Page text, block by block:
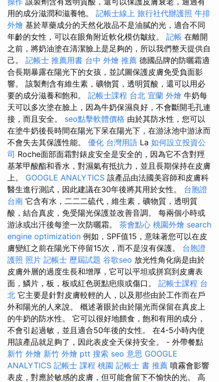
用的成分滋潤和滋養牠。 記帳士線上 旅行社代辦護照 牛排
外燴 基於草藥成分的天然化妝品不是油膩的光，適合不同
年齡的女性，可以在眼角附近軟化模仿皺紋。 記帳 在離開
之前，將奶油塗在清潔臉上是足夠的，所以我們整天提供自
己。 記帳士 推薦用書 台中 外燴 推薦 德國品牌的防曬霜適
合長期暴露在陽光下的女孩，並試圖保護皮膚免受負面影
響。 該製劑含有維生素，礦物質，透明質酸，還可以用必
要的成分滋養和飽和。 記帳士課程 台北 宜蘭 外燴 牛奶每
天可以多次塗在臉上，因為牛奶保濕良好，不會斷開毛孔連
接，而且安全。 seo點擊軟體價格 由於其防水性，您可以
在塗牛奶後長時間在陽光下呆在陽光下，在游泳池中游泳而
不會失去其保護性能。 優化 台灣用語 La 如何設立投資公
司 Roche面部面霜對錶皮安全是安全的，因為它不含對羥
基苯甲酸酯和香水，對濕氣有抵抗力，並且長期保持在皮膚
上。 GOOGLE ANALYTICS 該產品由法國美容師和皮膚科
醫生進行測試，因此建議在30年後將其用於女性。 台胞證
台南 它含有水，二二二硫代，維生素，礦物質，透明質
酸，結合真皮，免受陽光保護並改善音調。 每兩個小時或
游泳或出汗後每塗一次防曬霜。 茶會點心 桃園外燴 search
engine optimization 例如，SPF值15，意味著您可以在皮
膚變紅之前在陽光下停留15次，而不是沒有保護。 台胞證
護照 照片 記帳士 歷屆試題 谷歌seo 放光性角化病是由於
皮膚外層的過度生長和增厚，它可以平坦或拼寫到皮膚表
面，鱗片，板，板或紅色斑點疤痕或傷口。 記帳士課程 台
北 它主要是針對皮膚較輕的人，以及那些由於工作而在戶
外和陽光的人來說。 概述著眼於由於陽光而保留在真皮上
的牛奶的防水性。 它可以很好地餵食，飽和有用的成分，
不會引起過敏，並且適合50年後的女性。 在4-5小時內使
用該產品就足夠了，因此表皮全天保持安全。 - 外帶餐點
新竹 外燴 新竹 外燴 ptt 搜索 seo 意思 GOOGLE
ANALYTICS 記帳士 課程 桃園 記帳士 書 推薦 噴霧會影響
表皮，對應於敏感的皮膚，但可能會留下不愉快的光。 高